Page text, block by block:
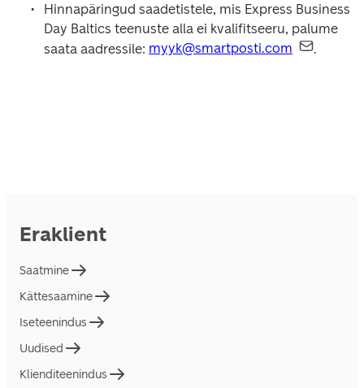
Hinnapäringud saadetistele, mis Express Business
Day Baltics teenuste alla ei kvalifitseeru, palume
saata aadressile: myyk@smartposti.com .
Eraklient
Saatmine
Kättesaamine
Iseteenindus
Uudised
Klienditeenindus